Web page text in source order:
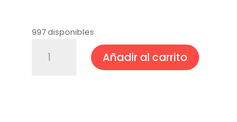
997 disponibles
Añadir al carrito